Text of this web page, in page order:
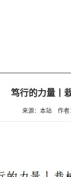
笃行的力量丨
来源：本站 作者